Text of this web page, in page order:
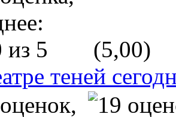
(5,00)
теней